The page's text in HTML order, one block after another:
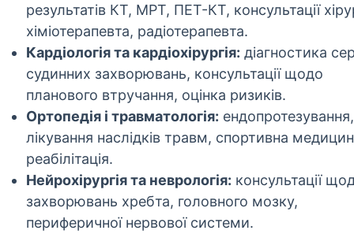
результатів КТ, МРТ, ПЕТ-КТ, консультації
хіміотерапевта, радіотерапевта.
Кардіологія та кардіохірургія: діагностика
судинних захворювань, консультації щодо
планового втручання, оцінка ризиків.
Ортопедія і травматологія: ендопротезування,
лікування наслідків травм, спортивна
реабілітація.
Нейрохірургія та неврологія: консультації
захворювань хребта, головного мозку,
периферичної нервової системи.